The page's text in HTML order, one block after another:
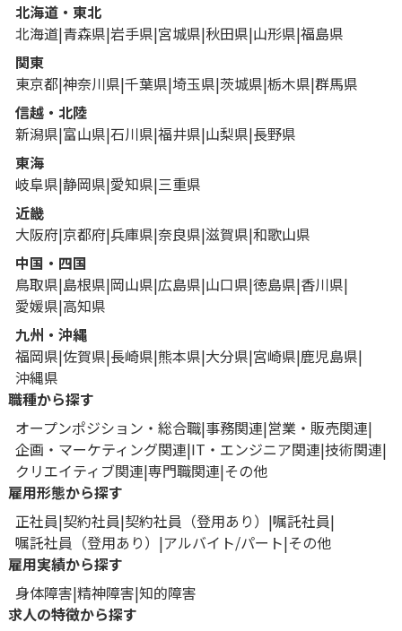
北海道・東北
北海道 青森県 岩手県 宮城県 秋田県 山形県 福島県
関東
東京都 神奈川県 千葉県 埼玉県 茨城県 栃木県 群馬県
信越・北陸
新潟県 富山県 石川県 福井県 山梨県 長野県
東海
岐阜県 静岡県 愛知県 三重県
近畿
大阪府 京都府 兵庫県 奈良県 滋賀県 和歌山県
中国・四国
鳥取県 島根県 岡山県 広島県 山口県 徳島県 香川県
愛媛県 高知県
九州・沖縄
福岡県 佐賀県 長崎県 熊本県 大分県 宮崎県 鹿児島県
沖縄県
職種から探す
オープンポジション・総合職 事務関連 営業・販売関連
企画・マーケティング関連 IT・エンジニア関連 技術関連
クリエイティブ関連 専門職関連 その他
雇用形態から探す
正社員 契約社員 契約社員（登用あり）
嘱託社員
嘱託社員（登用あり）
アルバイト/パート その他
雇用実績から探す
身体障害 精神障害 知的障害
求人の特徴から探す